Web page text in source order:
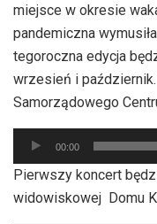
miejsce w okresie
pandemiczna
tegoroczna edycja
wrzesień i
Samorządowego
Odtwarzacz
plików
dźwiękowych
00:00
Pierwszy koncert
widowiskowej Domu